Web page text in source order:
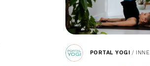
PORTAL YOGI / INNE